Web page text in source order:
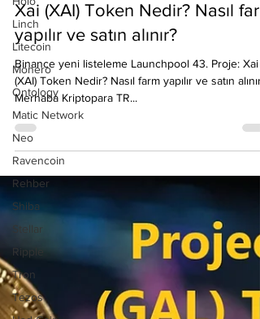
Linch
Litecoin
Monero
Ontology
Matic Network
Neo
Ravencoin
Rehber
Shiba
Stellar
Ripple
Tron
Tezos
Binance Launchpool 43. Proje:
Xai (XAI) Token Nedir? Nasıl
yapılır ve satın alınır?
Binance yeni listeleme Launchpool 43. Proje: Xai
(XAI) Token Nedir? Nasıl farm yapılır ve satın alınır?
Merhaba Kriptopara TR...